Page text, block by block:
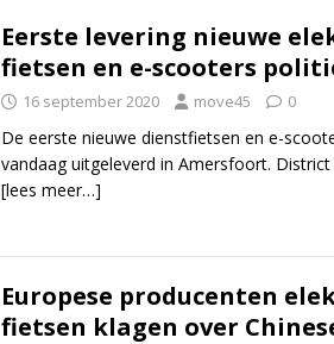
Eerste levering nieuwe
fietsen en e-scooters
16 september 2020 move45 0
De eerste nieuwe dienstfietsen en e-
vandaag uitgeleverd in Amersfoort.
[lees meer…]
Europese producenten
fietsen klagen over